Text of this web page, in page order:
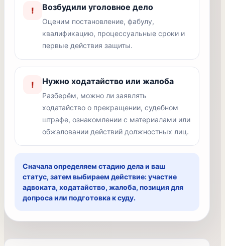
! Возбудили уголовное дело
Оценим постановление, фабулу,
квалификацию, процессуальные сроки и
первые действия защиты.
! Нужно ходатайство или жалоба
Разберём, можно ли заявлять
ходатайство о прекращении, судебном
штрафе, ознакомлении с материалами или
обжаловании действий должностных лиц.
Сначала определяем стадию дела и ваш
статус, затем выбираем действие: участие
адвоката, ходатайство, жалоба, позиция для
допроса или подготовка к суду.